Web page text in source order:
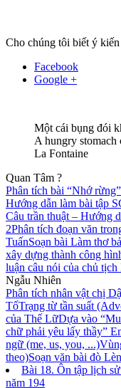
Cho chúng tôi biết ý kiến
Facebook
Google +
Một cái bụng đói
A hungry stomach
La Fontaine
Quan Tâm ?
Phân tích bài “Nhớ
Hướng dẫn làm bài tập
Câu trần thuật – Hướng
2Phân tích đoạn văn
TuấnSoạn bài Làm thơ
xây dựng thành công
luận câu nói của chủ
Ngẫu Nhiên
Phân tích nhân vật chị
TốTrạng từ tần suất
của Thế LữDựa vào
chữ phải yêu lấy thầy”
ngữ (me, us, you, ...)
theo)Soạn văn bài đò
Bài 18. Ôn tập lịch
năm 194